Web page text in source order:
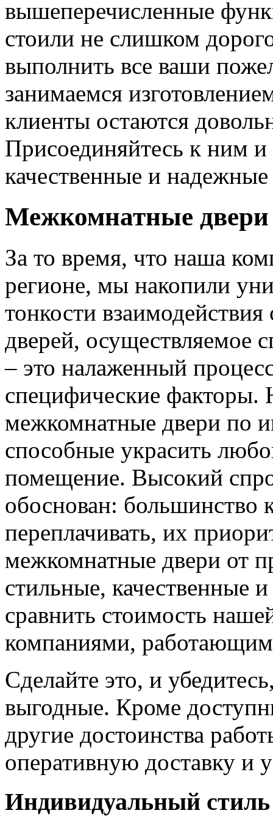
вышеперечисленные
стоили не слишком
выполнить все ваши
занимаемся
клиенты остаются
Присоединяйтесь к ним
качественные и
Межкомнатные двери
За то время, что наша
регионе, мы накопили
тонкости
дверей, осуществляемое
– это налаженный
специфические
межкомнатные двери по
способные украсить
помещение. Высокий
обоснован: большинство
переплачивать, их
межкомнатные двери от
стильные, качественные
сравнить стоимость
компаниями,
Сделайте это, и
выгодные. Кроме
другие достоинства
оперативную доставку и
Индивидуальный стиль